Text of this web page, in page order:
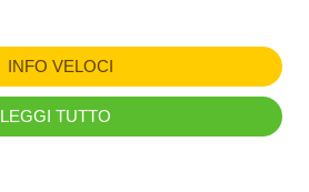
INFO VELOCI
LEGGI TUTTO